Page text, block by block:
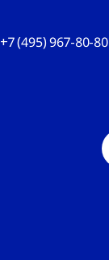
+7 (495) 967-80-80